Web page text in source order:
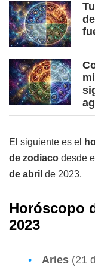
El siguiente es el
de zodiaco desde
de abril de 2023.
Horóscopo
2023
Aries (21